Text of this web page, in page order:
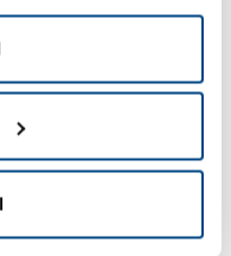
donde
un tag activo, éste
por un lector RFID.
una aplicación
tag con los datos
éste, el peso
del